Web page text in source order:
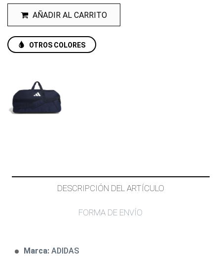
AÑADIR AL CARRITO
OTROS COLORES
DESCRIPCIÓN DEL ARTÍCULO
FORMA DE ENVÍO
Marca: ADIDAS